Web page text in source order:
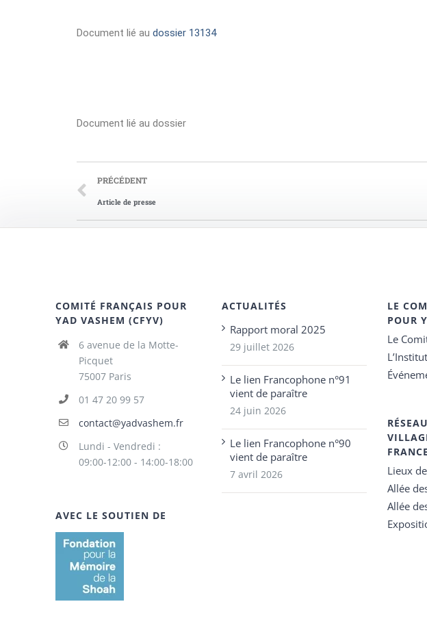
Document lié au dossier 13134
Document lié au dossier
PRÉCÉDENT
Article de presse
COMITÉ FRANÇAIS POUR
YAD VASHEM (CFYV)
6 avenue de la Motte-
Picquet
75007 Paris
01 47 20 99 57
contact@yadvashem.fr
Lundi - Vendredi :
09:00-12:00 - 14:00-18:00
AVEC LE SOUTIEN DE
ACTUALITÉS
Rapport moral 2025
29 juillet 2026
Le lien Francophone n°91
vient de paraître
24 juin 2026
Le lien Francophone n°90
vient de paraître
7 avril 2026
LE
POUR
Le
Lieux
Allée
Allée